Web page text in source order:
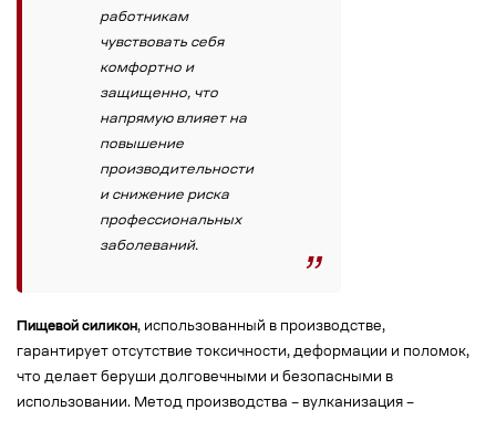
работникам
чувствовать себя
комфортно и
защищенно, что
напрямую влияет на
повышение
производительности
и снижение риска
профессиональных
заболеваний.
Пищевой силикон, использованный в производстве,
гарантирует отсутствие токсичности, деформации и поломок,
что делает беруши долговечными и безопасными в
использовании. Метод производства – вулканизация –